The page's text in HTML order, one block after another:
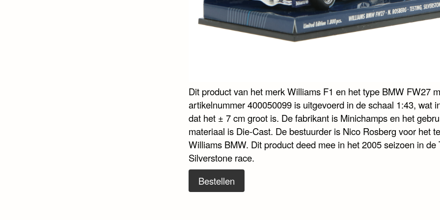
Dit product van het merk Williams F1 en het type BMW FW27
artikelnummer 400050099 is uitgevoerd in de schaal 1:43, wat
dat het ± 7 cm groot is. De fabrikant is Minichamps en het
materiaal is Die-Cast. De bestuurder is Nico Rosberg voor het
Williams BMW. Dit product deed mee in het 2005 seizoen in de
Silverstone race.
Bestellen